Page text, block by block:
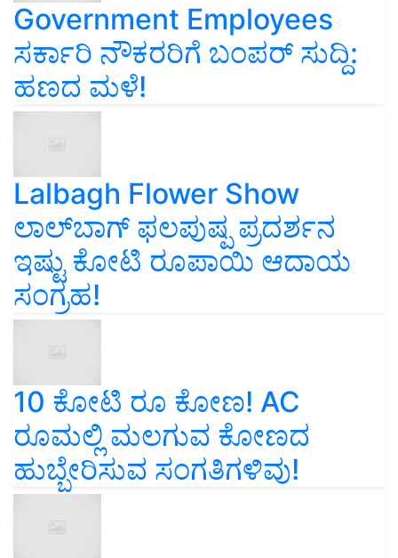
Government Employees
ಸರ್ಕಾರಿ ನೌಕರರಿಗೆ ಬಂಪರ್‌ ಸುದ್ದಿ:
ಹಣದ ಮಳೆ!
Lalbagh Flower Show
ಲಾಲ್‌ಬಾಗ್ ಫಲಪುಷ್ಪ ಪ್ರದರ್ಶನ
ಇಷ್ಟು ಕೋಟಿ ರೂಪಾಯಿ ಆದಾಯ
ಸಂಗ್ರಹ!
10 ಕೋಟಿ ರೂ ಕೋಣ! AC
ರೂಮಲ್ಲಿ ಮಲಗುವ ಕೋಣದ
ಹುಬ್ಬೇರಿಸುವ ಸಂಗತಿಗಳಿವು!